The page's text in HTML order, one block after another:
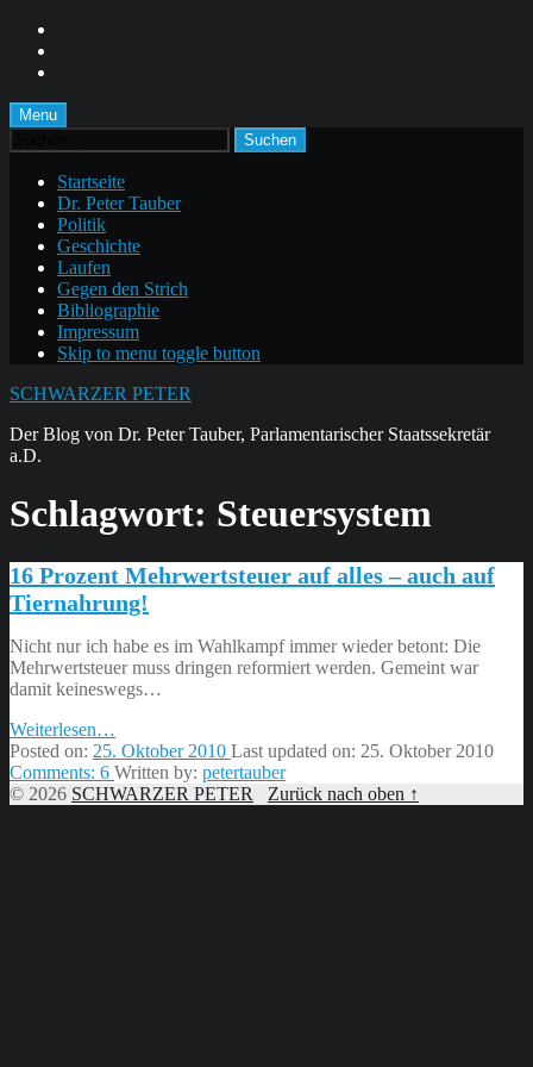
content
footer
Menu
Suchen
nach:
Startseite
Dr. Peter Tauber
Politik
Geschichte
Laufen
Gegen den Strich
Bibliographie
Impressum
Skip to menu toggle button
SCHWARZER PETER
Der Blog von Dr. Peter Tauber, Parlamentarischer Staatssekretär
a.D.
Schlagwort: Steuersystem
16 Prozent Mehrwertsteuer auf alles – auch auf
Tiernahrung!
Nicht nur ich habe es im Wahlkampf immer wieder betont: Die
Mehrwertsteuer muss dringen reformiert werden. Gemeint war
damit keineswegs…
Weiterlesen“16
Prozent
Mehrwertsteuer
auf
…
Posted on: 25. Oktober 2010 Last updated on: 25. Oktober 2010
Comments: 6 Written by: petertauber
© 2026 SCHWARZER PETER Zurück nach oben ↑